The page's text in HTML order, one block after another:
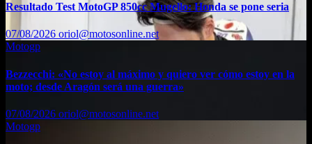
Resultado Test MotoGP 850cc Mugello: Honda se pone seria
07/08/2026 oriol@motosonline.net
Motogp
Bezzecchi: «No estoy al máximo y quiero ver cómo estoy en la
moto; desde Aragón será una guerra»
07/08/2026 oriol@motosonline.net
Motogp